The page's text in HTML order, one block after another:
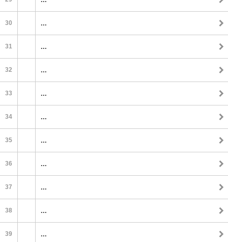
30 ...
31 ...
32 ...
33 ...
34 ...
35 ...
36 ...
37 ...
38 ...
39 ...